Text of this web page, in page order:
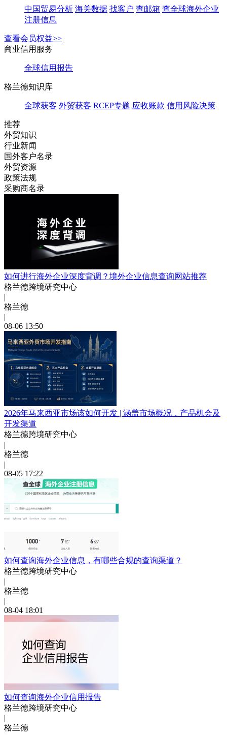
中国贸易分析 海关数据 找客户 查邮箱 查全球海外企业
注册信息
查看会员权益>>
商业信用服务
全球信用报告
格兰德知识库
全球获客 外贸获客 RCEP专题 应收账款 信用风险决策
推荐
外贸知识
行业新闻
国外客户名录
外贸资源
政策法规
采购商名录
如何进行海外企业深度背调？境外企业信息查询网站推荐
格兰德跨境研究中心
|
格兰德
|
08-06 13:50
2026年马来西亚市场该如何开发 | 涵盖市场概况，产品机会及
开发渠道
格兰德跨境研究中心
|
格兰德
|
08-05 17:22
如何查询海外企业信息，有哪些合规的查询渠道？
格兰德跨境研究中心
|
格兰德
|
08-04 18:01
如何查询海外企业信用报告
格兰德跨境研究中心
|
格兰德